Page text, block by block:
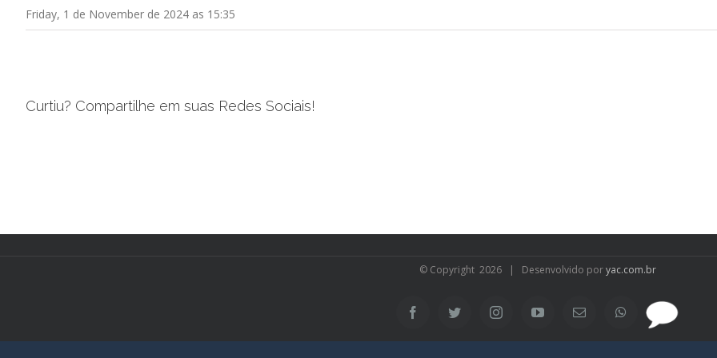
Friday, 1 de November de 2024 as 15:35
Curtiu? Compartilhe em suas Redes Sociais!
© Copyright 2026 | Desenvolvido poryac.com.br
FacebookTwitter InstagramYouTubeEmail WhatsApp
SAC